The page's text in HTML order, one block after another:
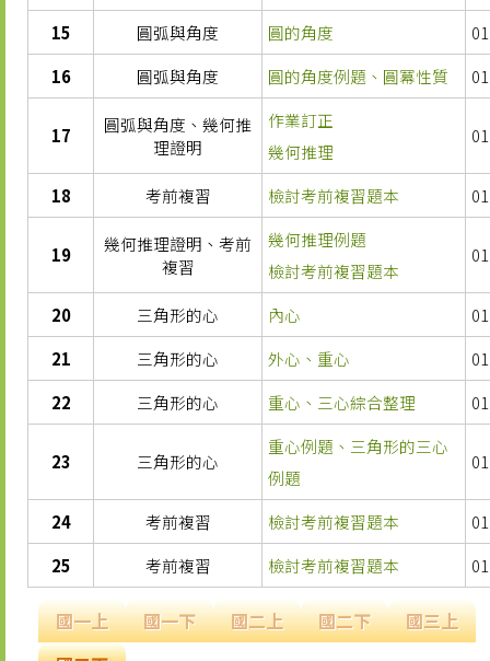
15 圓弧與角度 圓的角度
16
圓弧與角度 圓的角度例題、圓冪性質
17
圓弧與角度、幾何推
理證明
作業訂正
幾何推理
18 考前複習 檢討考前複習題本
19
幾何推理證明、考前
複習
幾何推理例題
檢討考前複習題本
20 三角形的心 內心
21
三角形的心 外心、重心
22
三角形的心 重心、三心綜合整理
23 三角形的心
重心例題、三角形的三心
例題
24 考前複習 檢討考前複習題本
25
考前複習 檢討考前複習題本
國一上 國一下 國二上 國二下
國三上